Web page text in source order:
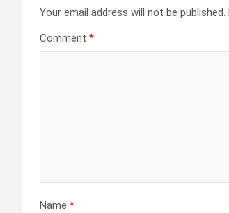
Your email address will not be published.
Comment *
Name *